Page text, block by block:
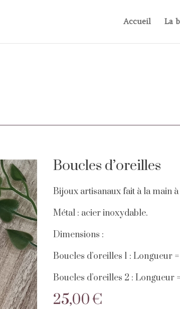
Accueil La
Boucles d’oreilles
Bijoux artisanaux fait à la main
Métal : acier inoxydable.
Dimensions :
Boucles d’oreilles 1 : Longueur
Boucles d’oreilles 2 : Longueur
25,00€